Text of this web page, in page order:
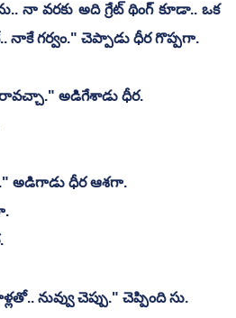
నా వరకు అది గ్రేట్ థింగ్ కూడా.. ఒక
నాకే గర్వం." చెప్పాడు ధీర గొప్పగా.
అడిగేశాడు ధీర.
అడిగాడు ధీర ఆశగా.
నువ్వు చెప్పు." చెప్పింది సు.